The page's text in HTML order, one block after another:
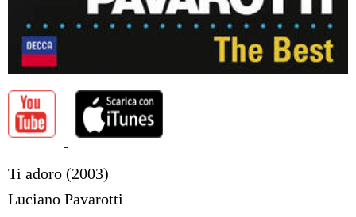
Ti adoro (2003)
Luciano Pavarotti